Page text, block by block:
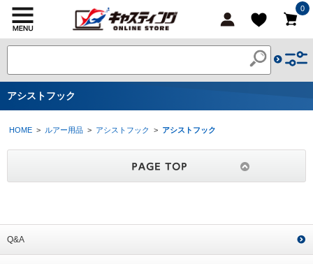
0
アシストフック
HOME > ルアー用品 > アシストフック > アシストフック
Q&A